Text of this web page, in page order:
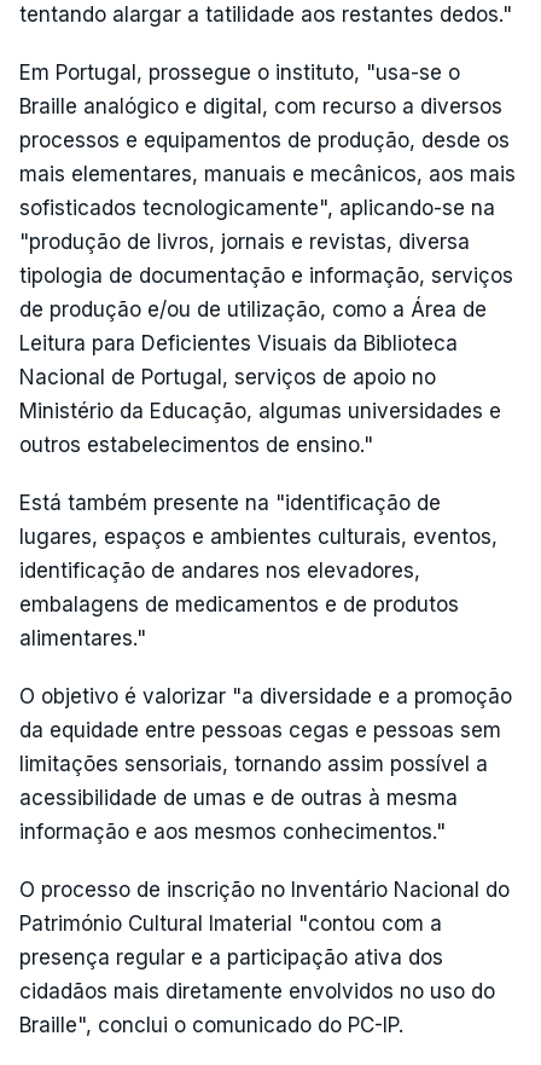
tentando alargar a tatilidade aos restantes dedos."
Em Portugal, prossegue o instituto, "usa-se o
Braille analógico e digital, com recurso a diversos
processos e equipamentos de produção, desde os
mais elementares, manuais e mecânicos, aos mais
sofisticados tecnologicamente", aplicando-se na
"produção de livros, jornais e revistas, diversa
tipologia de documentação e informação, serviços
de produção e/ou de utilização, como a Área de
Leitura para Deficientes Visuais da Biblioteca
Nacional de Portugal, serviços de apoio no
Ministério da Educação, algumas universidades e
outros estabelecimentos de ensino."
Está também presente na "identificação de
lugares, espaços e ambientes culturais, eventos,
identificação de andares nos elevadores,
embalagens de medicamentos e de produtos
alimentares."
O objetivo é valorizar "a diversidade e a promoção
da equidade entre pessoas cegas e pessoas sem
limitações sensoriais, tornando assim possível a
acessibilidade de umas e de outras à mesma
informação e aos mesmos conhecimentos."
O processo de inscrição no Inventário Nacional do
Património Cultural Imaterial "contou com a
presença regular e a participação ativa dos
cidadãos mais diretamente envolvidos no uso do
Braille", conclui o comunicado do PC-IP.